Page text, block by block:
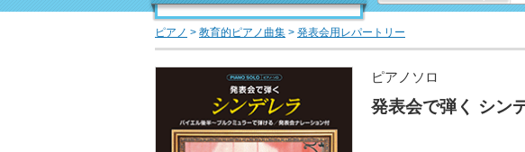
ピアノ > 教育的ピアノ曲集 > 発表会用レパートリー
ピアノソロ
発表会で弾く シン